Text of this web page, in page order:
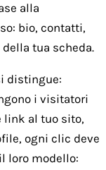
alla
bio, contatti,
tua scheda.
distingue:
i visitatori
link al tuo sito,
ogni clic deve
loro modello: